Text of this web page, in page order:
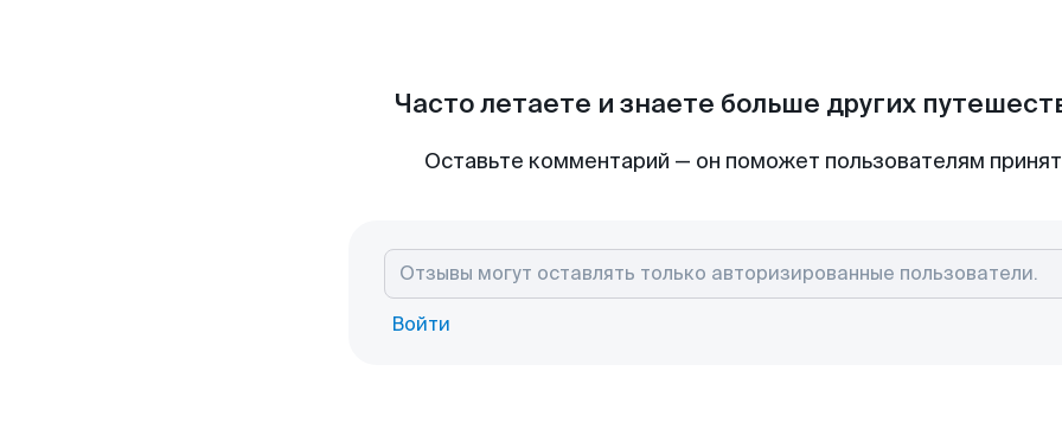
Часто летаете и знаете больше других
Оставьте комментарий — он поможет пользователям
Войти